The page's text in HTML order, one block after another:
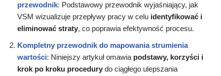
przewodnik: Podstawowy przewodnik wyjaśniający, jak
VSM wizualizuje przepływy pracy w celu identyfikować i
eliminować straty, co poprawia efektywność procesu.
Kompletny przewodnik do mapowania strumienia
wartości: Niniejszy artykuł omawia podstawy, korzyści i
krok po kroku procedury do ciągłego ulepszania